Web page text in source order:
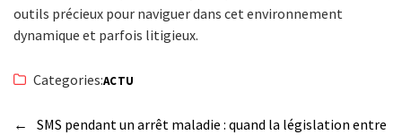
outils précieux pour naviguer dans cet environnement
dynamique et parfois litigieux.
Categories:ACTU
←
SMS pendant un arrêt maladie : quand la législation entre